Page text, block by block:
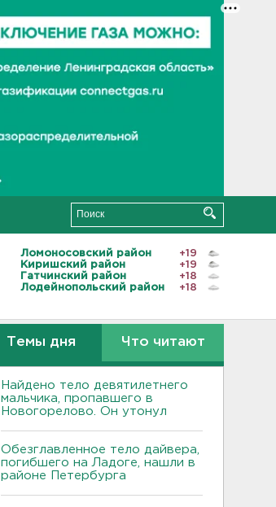
Ломоносовский район
+19
Киришский район
+19
Гатчинский район
+18
Лодейнопольский район
+18
Темы дня Что читают
Найдено тело девятилетнего
мальчика, пропавшего в
Новогорелово. Он утонул
Обезглавленное тело дайвера,
погибшего на Ладоге, нашли в
районе Петербурга